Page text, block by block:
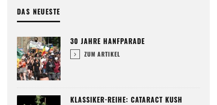
DAS NEUESTE
30 JAHRE HANFPARADE
ZUM ARTIKEL
KLASSIKER-REIHE: CATARACT KUSH